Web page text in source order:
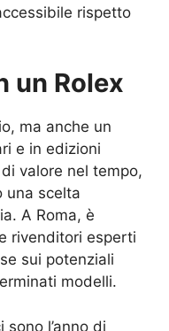
rispetto
un Rolex
ma anche un
e in edizioni
valore nel tempo,
una scelta
A Roma, è
rivenditori esperti
sui potenziali
modelli.
l’anno di